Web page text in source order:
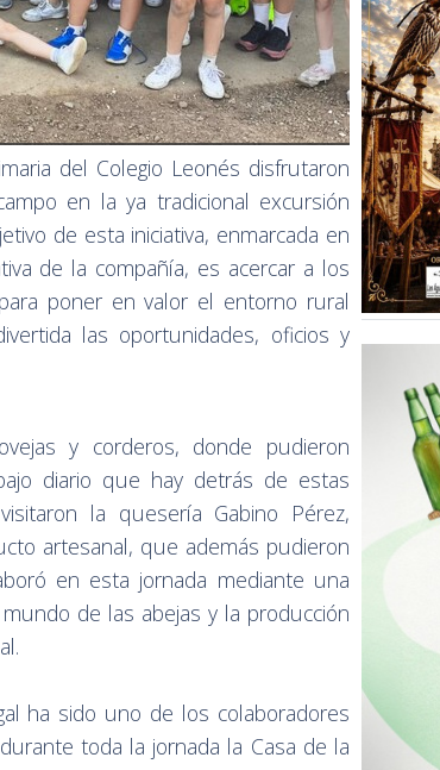
del Colegio Leonés disfrutaron
en la ya tradicional excursión
de esta iniciativa, enmarcada en
de la compañía, es acercar a los
poner en valor el entorno rural
las oportunidades, oficios y
y corderos, donde pudieron
diario que hay detrás de estas
la quesería Gabino Pérez,
artesanal, que además pudieron
en esta jornada mediante una
de las abejas y la producción
ha sido uno de los colaboradores
toda la jornada la Casa de la